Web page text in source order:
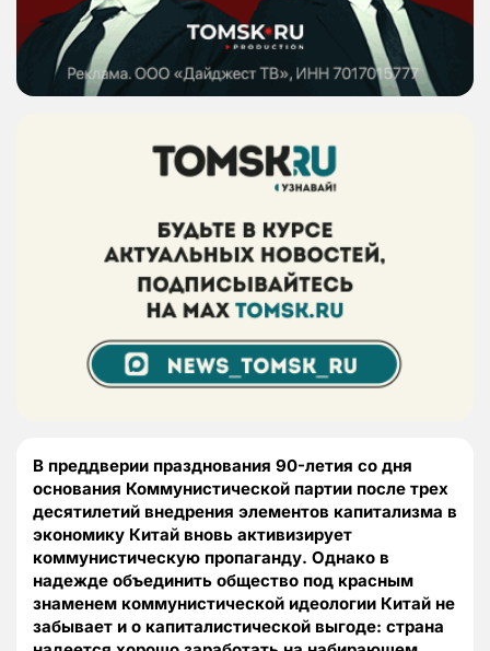
В преддверии празднования 90-летия со дня
основания Коммунистической партии после трех
десятилетий внедрения элементов капитализма в
экономику Китай вновь активизирует
коммунистическую пропаганду. Однако в
надежде объединить общество под красным
знаменем коммунистической идеологии Китай не
забывает и о капиталистической выгоде: страна